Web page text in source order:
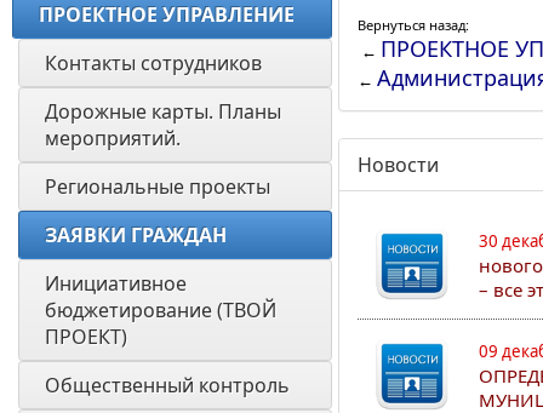
ПРОЕКТНОЕ УПРАВЛЕНИЕ
Контакты сотрудников
Дорожные карты. Планы
мероприятий.
Региональные проекты
ЗАЯВКИ ГРАЖДАН
Инициативное
бюджетирование (ТВОЙ
ПРОЕКТ)
Общественный контроль
Вернуться назад:
← ПРОЕКТНОЕ
←
Новости
30
– все
09